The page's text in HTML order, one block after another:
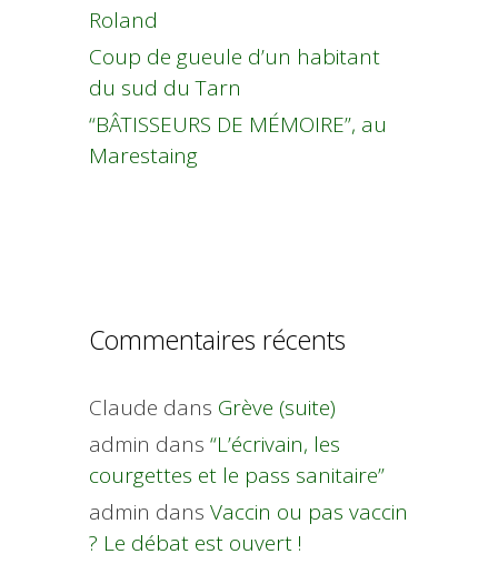
Roland
Coup de gueule d’un habitant
du sud du Tarn
“BÂTISSEURS DE MÉMOIRE”, au
Marestaing
Commentaires récents
Claude dans Grève (suite)
admin dans “L’écrivain, les
courgettes et le pass sanitaire”
admin dans Vaccin ou pas vaccin
? Le débat est ouvert !